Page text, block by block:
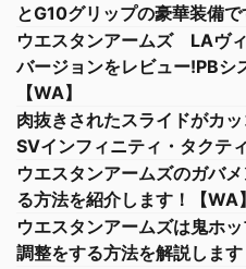
とG10グリップの豪華装備で
ウエスタンアームズ LAヴ
バージョンをレビュー!PBシ
【WA】
肉抜きされたスライドがカ
SVインフィニティ・タクテ
ウエスタンアームズのガバ
る方法を紹介します！【WA】
ウエスタンアームズは鬼ホ
調整をする方法を解説します